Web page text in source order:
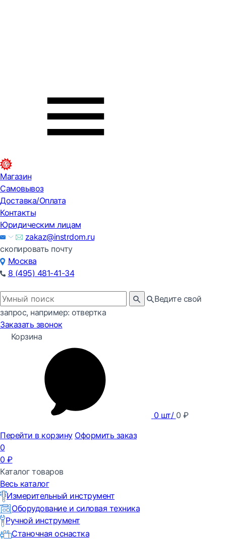
Магазин
Самовывоз
Доставка/Оплата
Контакты
Юридическим лицам
zakaz@instrdom.ru
скопировать почту
Москва
8 (495) 481-41-34
Ведите свой
запрос, например: отвертка
Заказать звонок
Корзина
0 шт/ 0 ₽
Перейти в корзину Оформить заказ
0
0 ₽
Каталог товаров
Весь каталог
Измерительный инструмент
Оборудование и силовая техника
Ручной инструмент
Станочная оснастка